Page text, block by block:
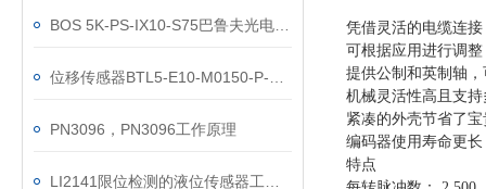
PN3096，PN3096工作原理
凭借灵活的电缆连
可根据应用进行调
提供公制和英制轴
机械灵活性高且支
紧凑的外壳节省了
编码器使用寿命更
特点